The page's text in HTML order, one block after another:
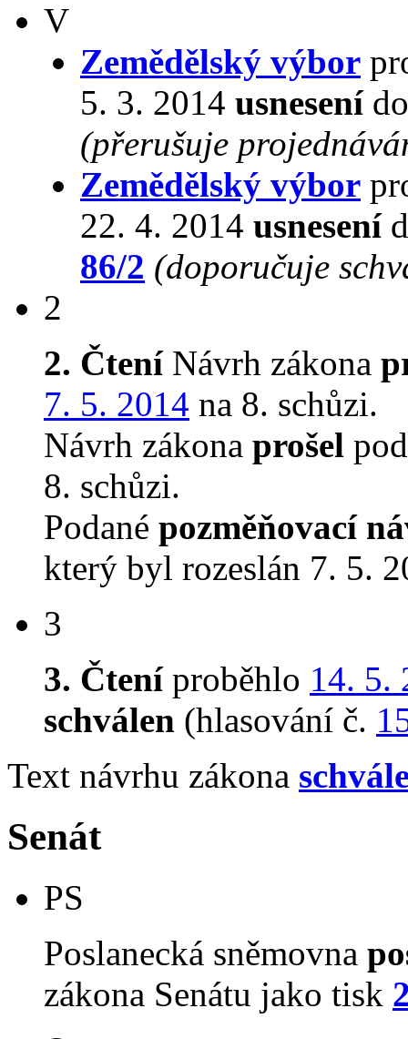
V
Zemědělský výbor
5. 3. 2014 usnesení
(přerušuje
Zemědělský výbor
22. 4. 2014 usnesení
86/2 (doporučuje
2
2. ČteníNávrh zákona
7. 5. 2014 na 8. schůzi.
Návrh zákona prošel
8. schůzi.
Podané pozměňovací
který byl rozeslán 7. 5.
3
3. Čteníproběhlo 14. 5.
schválen (hlasování č.
Text návrhu zákona
Senát
PS
Poslanecká sněmovna
zákona Senátu jako tisk